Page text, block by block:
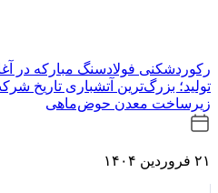
رکوردشکنی فولادسنگ مبارکه در
تولید؛ بزرگ‌ترین آتشباری تاریخ
زیرساخت معدن حوض‌ماهی
۲۱ فروردین ۱۴۰۴